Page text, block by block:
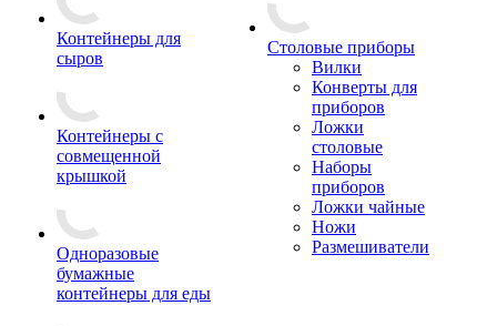
Контейнеры для
сыров
Контейнеры с
совмещенной
крышкой
Одноразовые
бумажные
контейнеры для еды
Столовые приборы
Вилки
Конверты для
приборов
Ложки
столовые
Наборы
приборов
Ложки чайные
Ножи
Размешиватели